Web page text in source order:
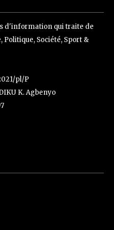
d'information qui traite de
Société, Sport &
pl/P
K. Agbenyo